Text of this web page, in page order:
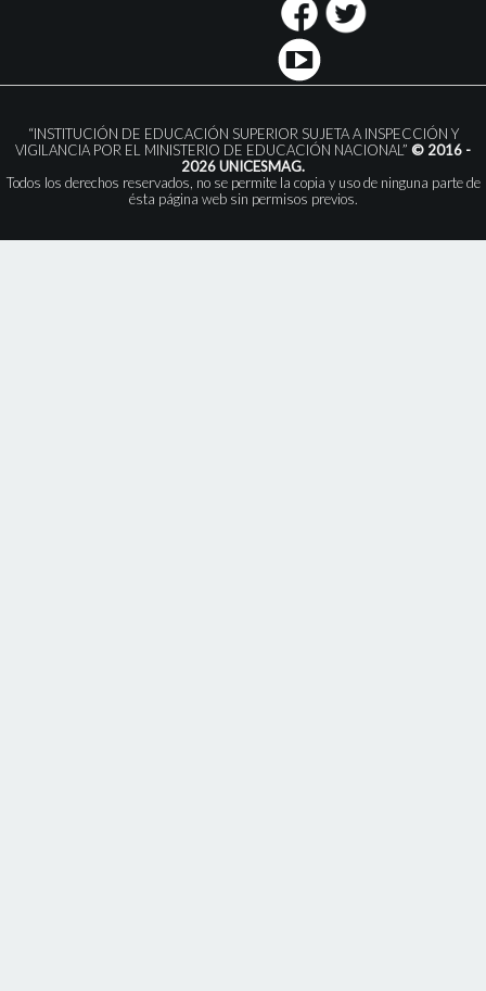
“INSTITUCIÓN DE EDUCACIÓN SUPERIOR SUJETA A INSPECCIÓN Y
VIGILANCIA POR EL MINISTERIO DE EDUCACIÓN NACIONAL” © 2016 -
2026 UNICESMAG.
Todos los derechos reservados, no se permite la copia y uso de ninguna parte de
ésta página web sin permisos previos.